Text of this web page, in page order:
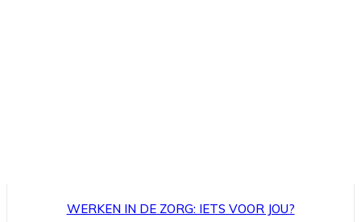
WERKEN IN DE ZORG: IETS VOOR JOU?